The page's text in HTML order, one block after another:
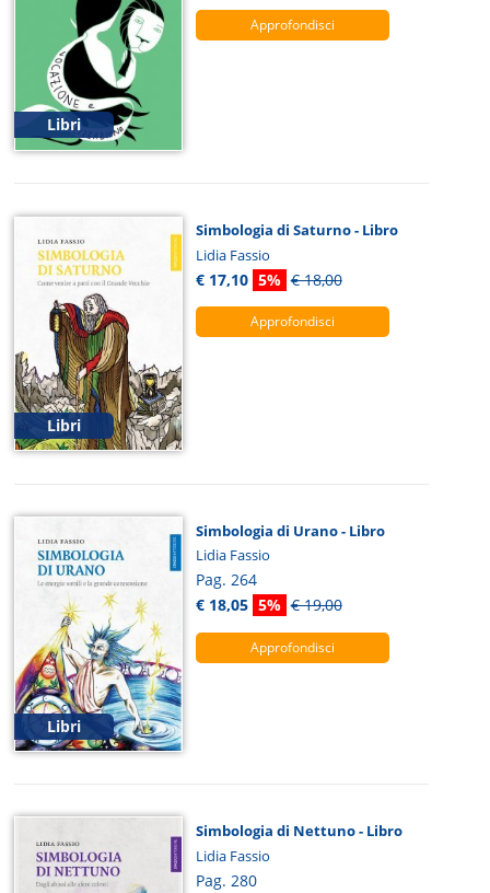
Libri
Approfondisci
Libri
Simbologia di Saturno - Libro
Lidia Fassio
€ 17,10 5% € 18,00
Approfondisci
Libri
Simbologia di Urano - Libro
Lidia Fassio
Pag. 264
€ 18,05 5% € 19,00
Approfondisci
Simbologia di Nettuno - Libro
Lidia Fassio
Pag. 280